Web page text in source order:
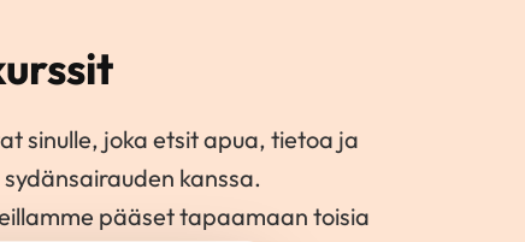
sinulle, joka etsit apua, tietoa ja
kanssa.
pääset tapaamaan toisia